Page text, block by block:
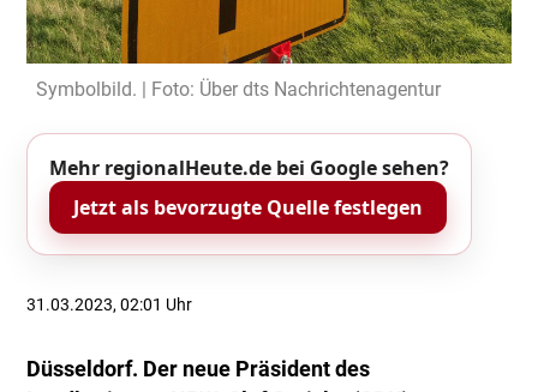
Symbolbild. | Foto: Über dts Nachrichtenagentur
Mehr regionalHeute.de bei Google sehen?
Jetzt als bevorzugte Quelle festlegen
31.03.2023, 02:01 Uhr
Düsseldorf. Der neue Präsident des